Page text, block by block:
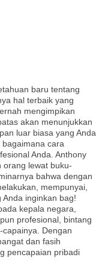
baru tentang
hal terbaik yang
mengimpikan
akan menunjukkan
luar biasa yang Anda
bagaimana cara
Anda. Anthony
orang lewat buku-
bahwa dengan
mempunyai,
inginkan bag!
kepala negara,
profesional, bintang
Dengan
dan fasih
pencapaian pribadi